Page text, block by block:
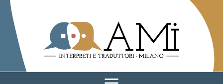
AMI - Associazione Milano Interpreti e traduttori